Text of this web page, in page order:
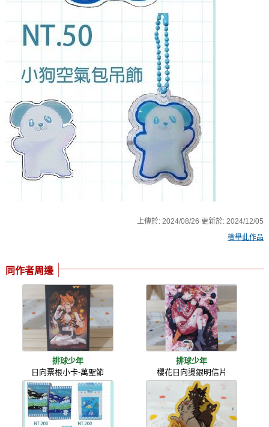
上傳於:2024/08/26 更新於:2024/12/05
檢舉此作品
同作者周邊
排球少年
日向票根小卡-萬聖節
排球少年
櫻花日向燙銀明信片